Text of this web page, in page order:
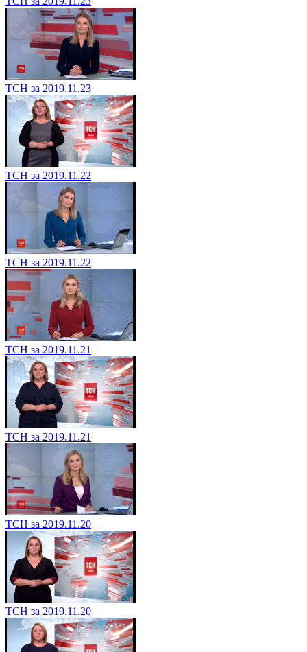
ТСН за 2019.11.23
ТСН за 2019.11.22
ТСН за 2019.11.22
ТСН за 2019.11.21
ТСН за 2019.11.21
ТСН за 2019.11.20
ТСН за 2019.11.20